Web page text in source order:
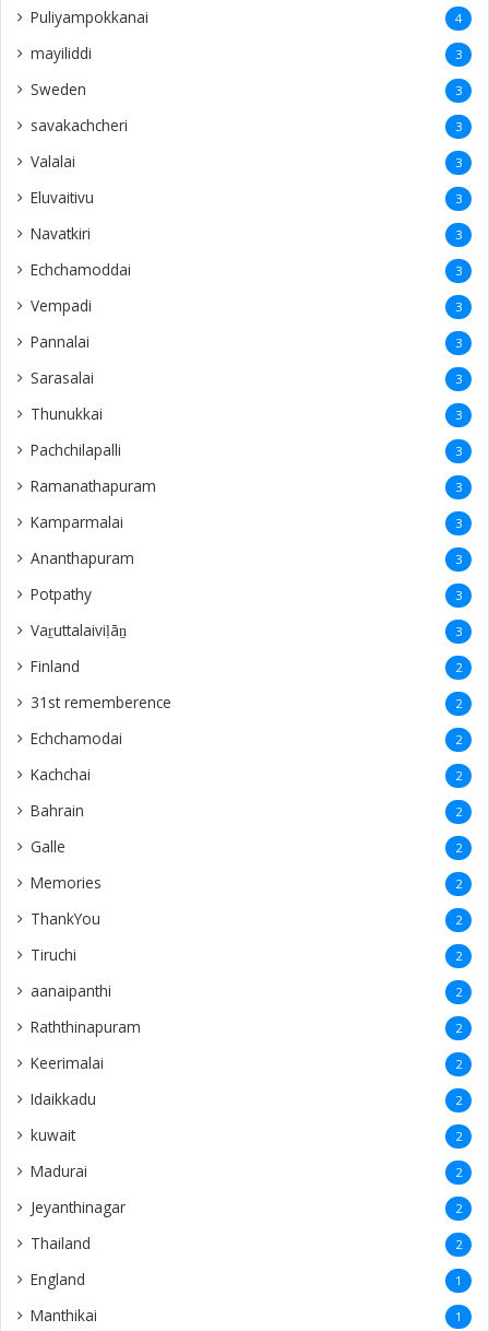
Puliyampokkanai 4
mayiliddi 3
Sweden 3
savakachcheri 3
Valalai 3
Eluvaitivu 3
Navatkiri 3
Echchamoddai 3
Vempadi 3
Pannalai 3
Sarasalai 3
Thunukkai 3
Pachchilapalli 3
Ramanathapuram 3
Kamparmalai 3
Ananthapuram 3
‎Potpathy 3
Vaṟuttalaiviḷāṉ 3
Finland 2
31st rememberence 2
Echchamodai 2
Kachchai 2
Bahrain 2
Galle 2
Memories 2
ThankYou 2
Tiruchi 2
aanaipanthi 2
Raththinapuram 2
Keerimalai 2
Idaikkadu 2
kuwait 2
Madurai 2
Jeyanthinagar 2
Thailand 2
England 1
Manthikai 1